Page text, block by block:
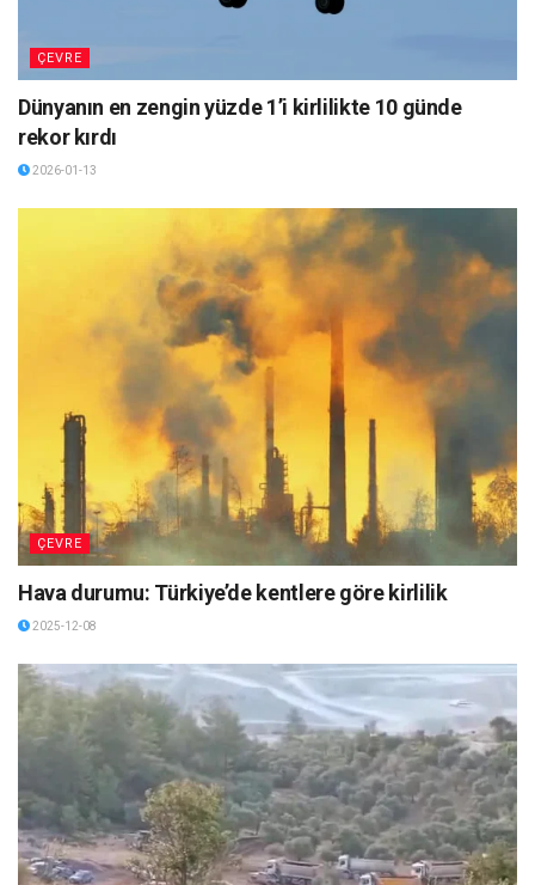
ÇEVRE
Dünyanın en zengin yüzde 1’i kirlilikte 10 günde
rekor kırdı
2026-01-13
ÇEVRE
Hava durumu: Türkiye’de kentlere göre kirlilik
2025-12-08